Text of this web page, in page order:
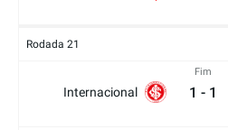
Rodada 21
Internacional
Fim
1 - 1